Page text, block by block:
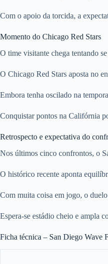
Com o apoio da torcida, a
Momento do Chicago Red Stars
O time visitante chega tentando
O Chicago Red Stars aposta no
Embora tenha oscilado na
Conquistar pontos na Califórnia
Retrospecto e expectativa do
Nos últimos cinco confrontos, o
O histórico recente aponta
Com muita coisa em jogo, o
Espera-se estádio cheio e ampla
Ficha técnica – San Diego Wave